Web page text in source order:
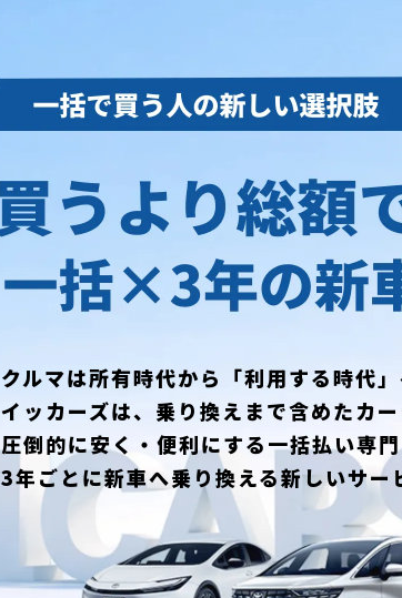
クルマは所有時代から「利用する時代」
イッカーズは、乗り換えまで含めたカー
圧倒的に安く・便利にする一括払い専門
3年ごとに新車へ乗り換える新しいサー